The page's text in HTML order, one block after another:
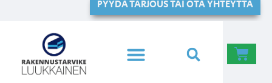
PYYDÄ TARJOUS TAI OTA YHTEYTTÄ